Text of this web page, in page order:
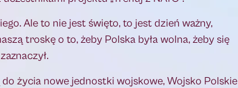
Ale to nie jest święto, to jest dzień ważny,
troskę o to, żeby Polska była wolna, żeby się
życia nowe jednostki wojskowe, Wojsko Polskie